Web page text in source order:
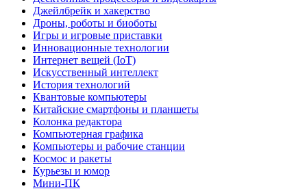
Джейлбрейк и хакерство
Дроны, роботы и биоботы
Игры и игровые приставки
Инновационные технологии
Интернет вещей (IoT)
Искусственный интеллект
История технологий
Квантовые компьютеры
Китайские смартфоны и планшеты
Колонка редактора
Компьютерная графика
Компьютеры и рабочие станции
Космос и ракеты
Курьезы и юмор
Мини-ПК